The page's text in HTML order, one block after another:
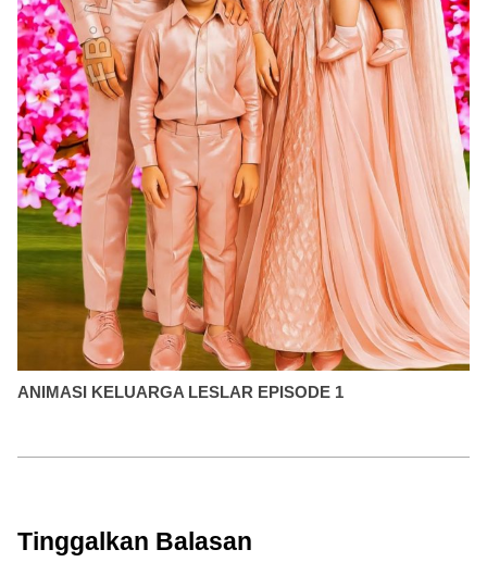
ANIMASI KELUARGA LESLAR EPISODE 1
Tinggalkan Balasan